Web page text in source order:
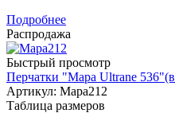
Подробнее
Распродажа
Быстрый просмотр
Перчатки "Mapa Ultrane
Артикул: Mapa212
Таблица размеров